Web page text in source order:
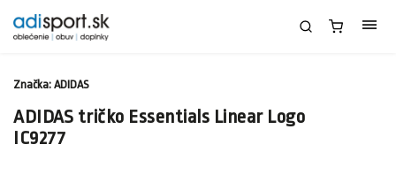
ADIDAS tričko Essentials Linear Logo
IC9277
Značka: ADIDAS